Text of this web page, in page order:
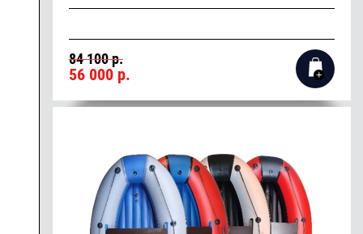
84 100 р.
56 000р.